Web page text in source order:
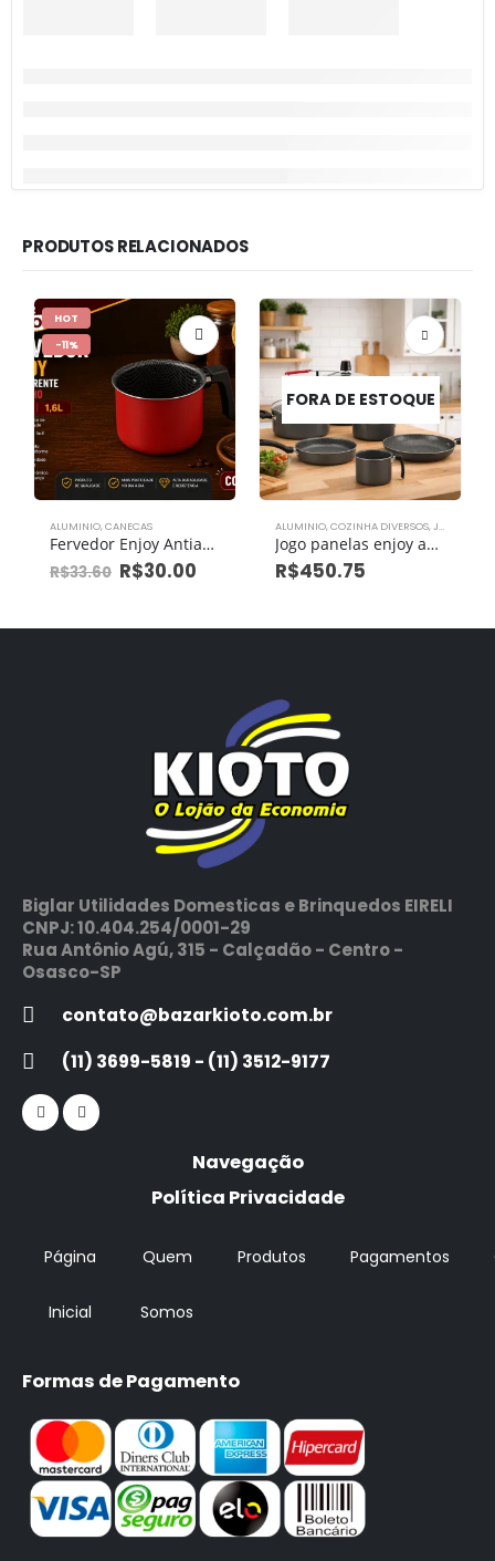
PRODUTOS RELACIONADOS
HOT
-11%
ALUMINIO,CANECAS
Fervedor Enjoy Antiaderente Vermelho Nº 14 1,6l
R$33.60 R$30.00
FORA DE ESTOQUE
ALUMINIO,COZINHA DIVERSOS,JOGO DE PANELAS
Jogo panelas enjoy antiaderente com 6 peças tampa vidro e panela pressão
R$450.75
Biglar Utilidades Domesticas e Brinquedos EIRELI
CNPJ: 10.404.254/0001-29
Rua Antônio Agú, 315 - Calçadão - Centro -
Osasco-SP
contato@bazarkioto.com.br
(11) 3699-5819 - (11) 3512-9177
Navegação
Política Privacidade
Página
Inicial
Quem
Somos
Produtos Pagamentos
Formas de Pagamento